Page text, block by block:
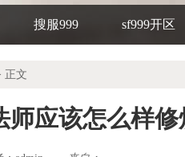
搜服999 sf999开区
正文
师应该怎么样